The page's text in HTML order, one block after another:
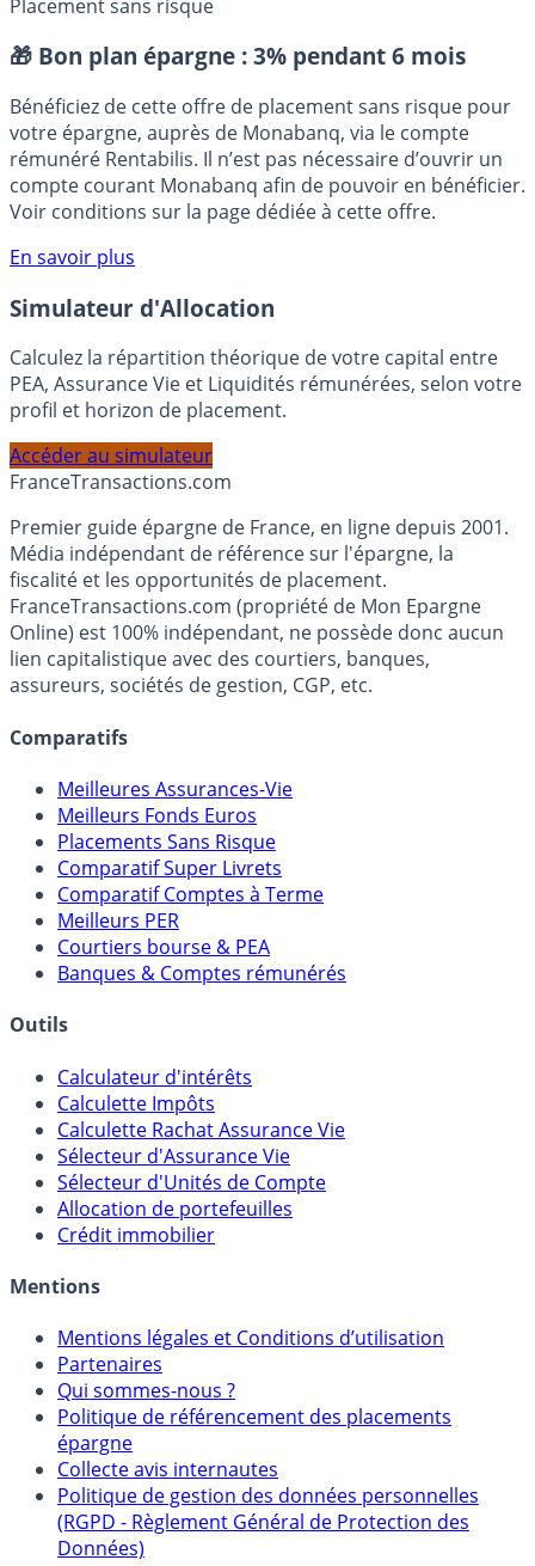
Meilleurtaux Placement
Placement sans risque
🎁 Bon plan épargne : 3% pendant 6 mois
Bénéficiez de cette offre de placement sans risque pour
votre épargne, auprès de Monabanq, via le compte
rémunéré Rentabilis. Il n’est pas nécessaire d’ouvrir un
compte courant Monabanq afin de pouvoir en bénéficier.
Voir conditions sur la page dédiée à cette offre.
En savoir plus
Simulateur d'Allocation
Calculez la répartition théorique de votre capital entre
PEA, Assurance Vie et Liquidités rémunérées, selon votre
profil et horizon de placement.
Accéder au simulateur
FranceTransactions.com
Premier guide épargne de France, en ligne depuis 2001.
Média indépendant de référence sur l'épargne, la
fiscalité et les opportunités de placement.
FranceTransactions.com (propriété de Mon Epargne
Online) est 100% indépendant, ne possède donc aucun
lien capitalistique avec des courtiers, banques,
Meilleures Assurances-Vie
Meilleurs Fonds Euros
Placements Sans Risque
Comparatif Super Livrets
Comparatif Comptes à Terme
Meilleurs PER
Courtiers bourse & PEA
Calculateur d'intérêts
Calculette Impôts
Calculette Rachat Assurance Vie
Sélecteur d'Assurance Vie
Sélecteur d'Unités de Compte
Allocation de portefeuilles
Mentions légales et Conditions d’utilisation
Partenaires
Qui sommes-nous ?
Politique de référencement des placements
épargne
Collecte avis internautes
Politique de gestion des données personnelles
(RGPD - Règlement Général de Protection des